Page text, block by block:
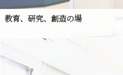
教育、研究、創造の場